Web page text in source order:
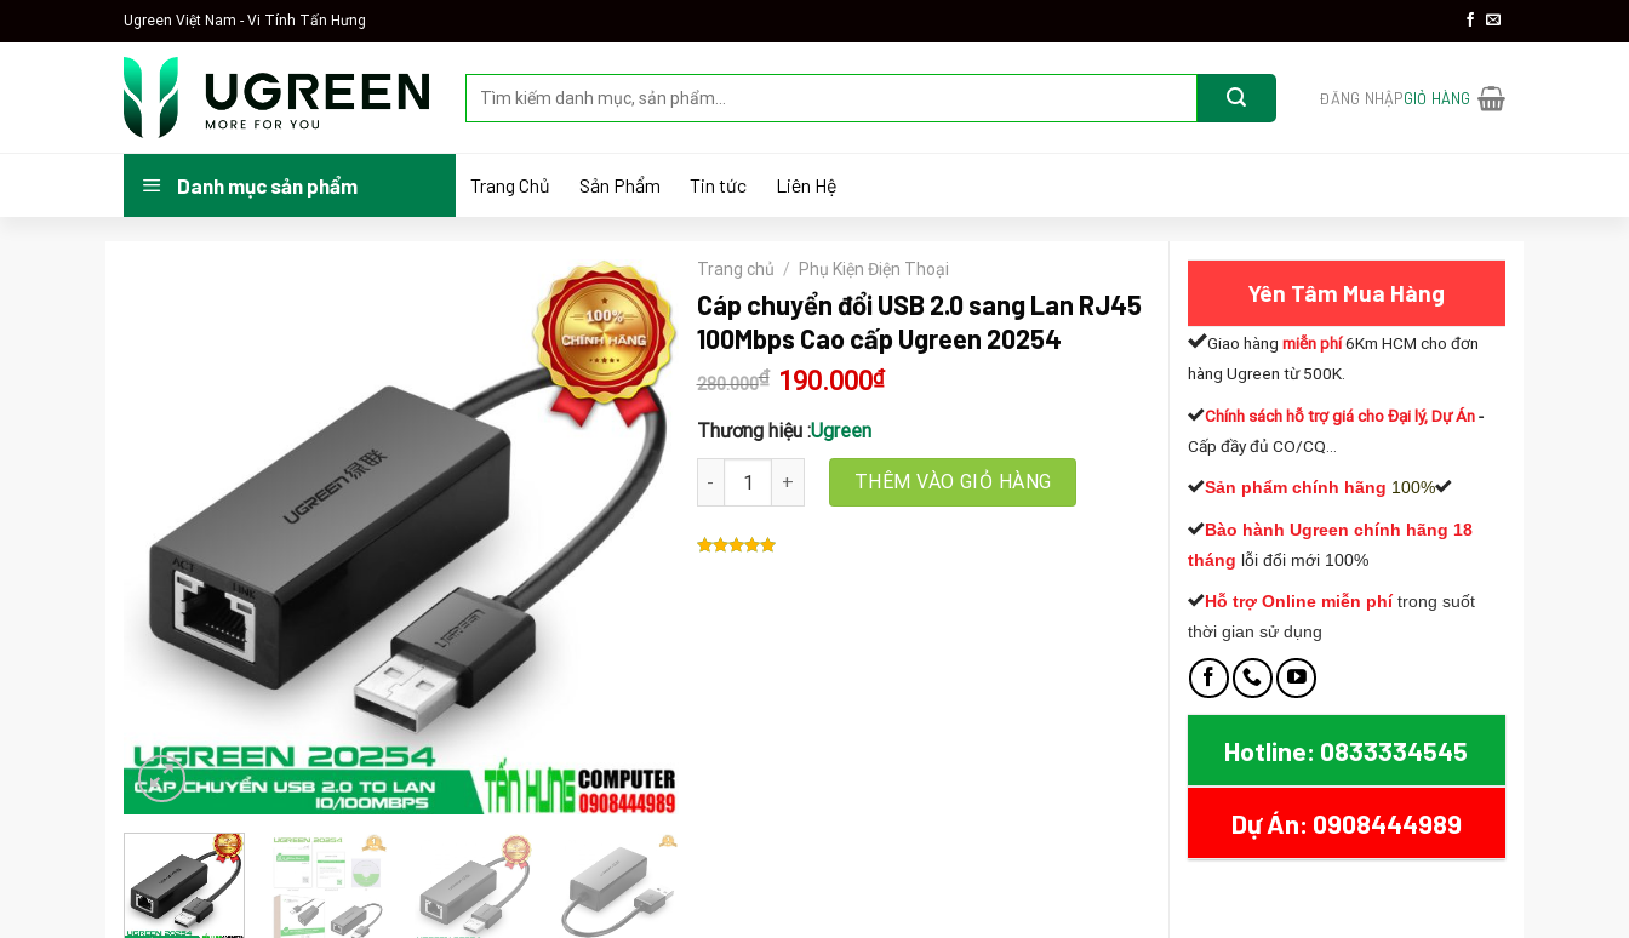
to
Ugreen Việt Nam - Vi Tính Tấn Hưng
kiếm:
ĐĂNG NHẬPGIỎ HÀNG
Danh mục sản phẩm Trang Chủ Sản Phẩm Tin tức Liên Hệ
Trang chủ / Phụ Kiện Điện Thoại
Cáp chuyển đổi USB 2.0 sang Lan RJ45
100Mbps Cao cấp Ugreen 20254
280.000₫ Giá
gốc
280.000₫.
190.000₫Giá
hiện
Thương hiệu :Ugreen
Cáp chuyển đổi USB 2.0 sang Lan RJ45 100Mbps Cao cấp Ugreen 20254 số lượng
THÊM VÀO GIỎ HÀNG
Yên Tâm Mua Hàng
Giao hàng miễn phí 6Km HCM cho đơn
hàng Ugreen từ 500K.
Chính sách hỗ trợ giá cho Đại lý, Dự Án-
Cấp đầy đủ CO/CQ...
Sản phẩm chính hãng 100%
Bào hành Ugreen chính hãng 18
tháng lỗi đổi mới 100%
Hỗ trợ Online miễn phí trong suốt
thời gian sử dụng
Hotline: 0833334545
Dự Án: 0908444989